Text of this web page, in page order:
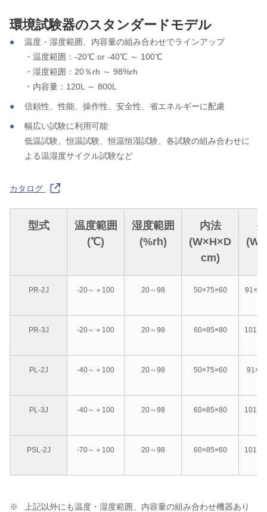
環境試験器のスタンダードモデル
温度・湿度範囲、内容量の組み合わせでラインアップ
・温度範囲：-20℃ or -40℃ ～ 100℃
・湿度範囲：20％rh ～ 98%rh
・内容量：120L ～ 800L
信頼性、性能、操作性、安全性、省エネルギーに配慮
幅広い試験に利用可能
低温試験、恒温試験、恒温恒湿試験、各試験の組み合わせに
よる温湿度サイクル試験など
カタログ
型式
温度範囲
(℃)
湿度範囲
(%rh)
内法
(W×H×D
cm)
PR-2J -20～＋100 20～98 50×75×60 91×１
PR-3J -20～＋100 20～98 60×85×80
PL-2J -40～＋100 20～98 50×75×60
PL-3J -40～＋100 20～98 60×85×80
PSL-2J -70～＋100 20～98 60×85×60
上記以外にも温度・湿度範囲、内容量の組み合わせ機器あり